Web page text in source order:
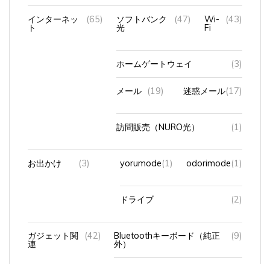
インターネッ
ト
(65) ソフトバンク
光
(47) Wi-
Fi
(43)
ホームゲートウェイ (3)
メール (19) 迷惑メール(17)
訪問販売（NURO光） (1)
お出かけ (3) yorumode(1) odorimode(1)
ドライブ (2)
ガジェット関
連
(42) Bluetoothキーボード（純正
外）
(9)